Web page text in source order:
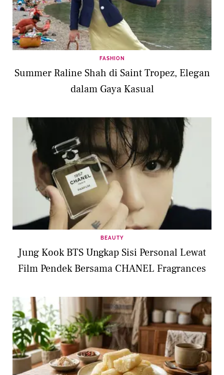
FASHION
Summer Raline Shah di Saint Tropez, Elegan
dalam Gaya Kasual
BEAUTY
Jung Kook BTS Ungkap Sisi Personal Lewat
Film Pendek Bersama CHANEL Fragrances